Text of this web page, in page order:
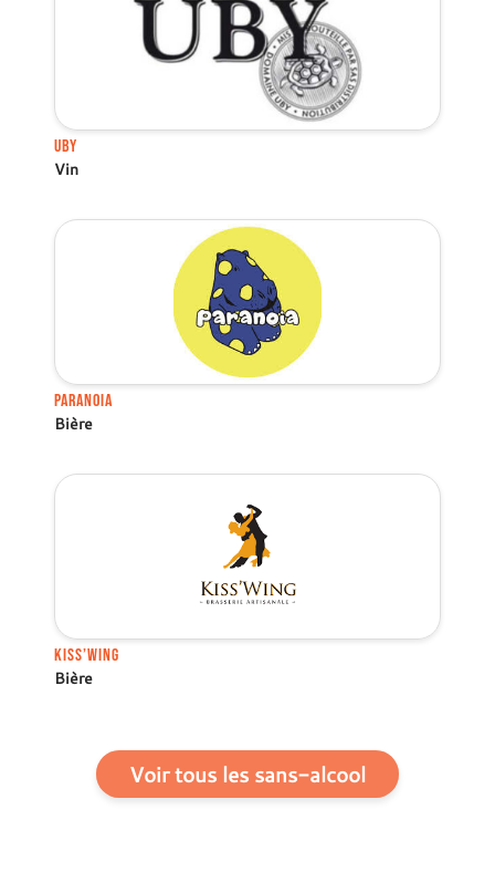
Uby
Vin
Paranoia
Bière
Kiss’Wing
Bière
Voir tous les sans-alcool